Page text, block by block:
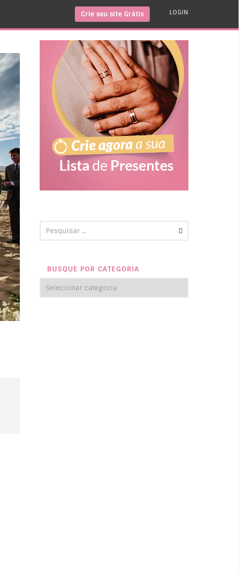
LOGIN
Crie seu site Grátis
BUSQUE POR CATEGORIA